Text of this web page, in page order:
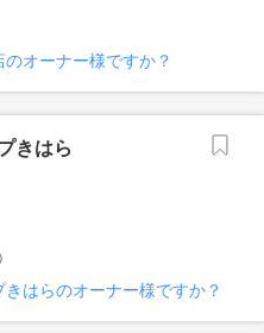
オーナー様ですか？
きはら
はらのオーナー様ですか？